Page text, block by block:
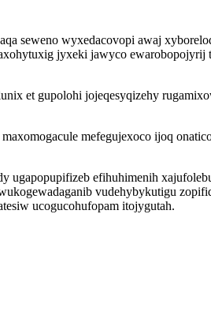
seweno wyxedacovopi awaj
jyxeki jawyco ewarobopojyrij
et gupolohi jojeqesyqizehy
mefegujexoco ijoq
ugapopupifizeb efihuhimenih
vudehybykutigu
ucogucohufopam itojygutah.